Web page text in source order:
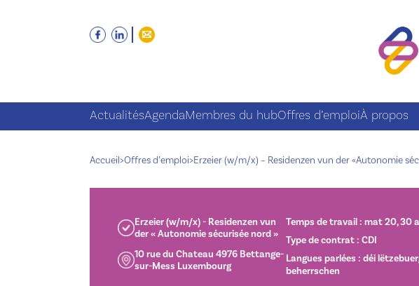
ActualitésAgendaMembres du hubOffres d’emploiÀ propos
Accueil>Offres d’emploi>Erzeier (w/m/x) – Residenzen vun der «Autonomie
Erzeier (w/m/x) - Residenzen vun
der « Autonomie sécurisée nord »
10 rue du Chateau 4976 Bettange-
sur-Mess Luxembourg
Temps de travail : mat 20, 30
Type de contrat : CDI
Langues parlées : déi
beherrschen